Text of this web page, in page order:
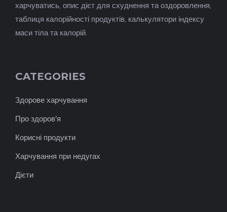
харчуватись, опис дієт для схуднення та оздоровлення,
таблиця калорійності продуктів, калькулятори індексу
маси тіла та калорій.
CATEGORIES
Здорове харчування
Про здоров'я
Корисні продукти
Харчування при недугах
Дієти